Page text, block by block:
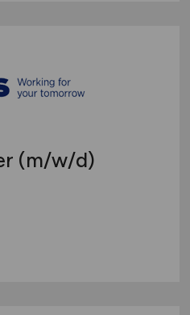
(m/w/d)